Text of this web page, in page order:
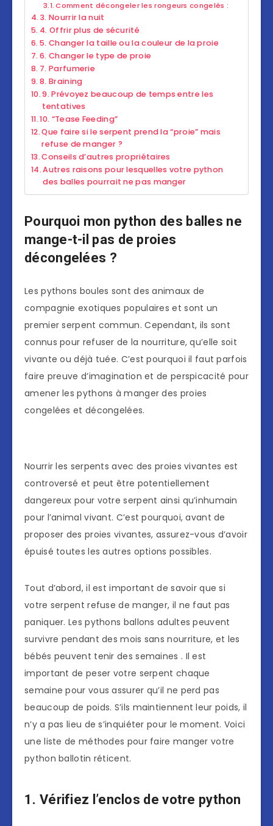
Comment décongeler les rongeurs congelés :
3. Nourrir la nuit
4. Offrir plus de sécurité
5. Changer la taille ou la couleur de la proie
6. Changer le type de proie
7. Parfumerie
8. Braining
9. Prévoyez beaucoup de temps entre les
tentatives
10. “Tease Feeding”
Que faire si le serpent prend la “proie” mais
refuse de manger ?
Conseils d’autres propriétaires
Autres raisons pour lesquelles votre python
des balles pourrait ne pas manger
Pourquoi mon python des balles ne
mange-t-il pas de proies
décongelées ?
Les pythons boules sont des animaux de
compagnie exotiques populaires et sont un
premier serpent commun. Cependant, ils sont
connus pour refuser de la nourriture, qu’elle soit
vivante ou déjà tuée. C’est pourquoi il faut parfois
faire preuve d’imagination et de perspicacité pour
amener les pythons à manger des proies
congelées et décongelées.
Nourrir les serpents avec des proies vivantes est
controversé et peut être potentiellement
dangereux pour votre serpent ainsi qu’inhumain
pour l’animal vivant. C’est pourquoi, avant de
proposer des proies vivantes, assurez-vous d’avoir
épuisé toutes les autres options possibles.
Tout d’abord, il est important de savoir que si
votre serpent refuse de manger, il ne faut pas
paniquer. Les pythons ballons adultes peuvent
survivre pendant des mois sans nourriture, et les
bébés peuvent tenir des semaines . Il est
important de peser votre serpent chaque
semaine pour vous assurer qu’il ne perd pas
beaucoup de poids. S’ils maintiennent leur poids, il
n’y a pas lieu de s’inquiéter pour le moment. Voici
une liste de méthodes pour faire manger votre
python ballotin réticent.
1. Vérifiez l’enclos de votre python